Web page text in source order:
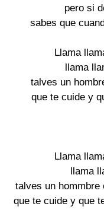
pero si
sabes que
Llama
llama
talves un
que te cuide y
Llama
llama
talves un
que te cuide y que